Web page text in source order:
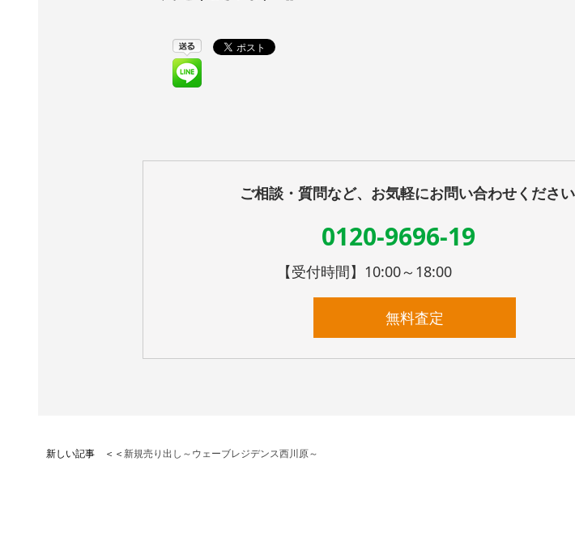
ご相談・質問など、お気軽にお問い合わせください
0120-9696-19
【受付時間】10:00～18:00
無料査定
新しい記事 ＜＜ 新規売り出し～ウェーブレジデンス西川原～